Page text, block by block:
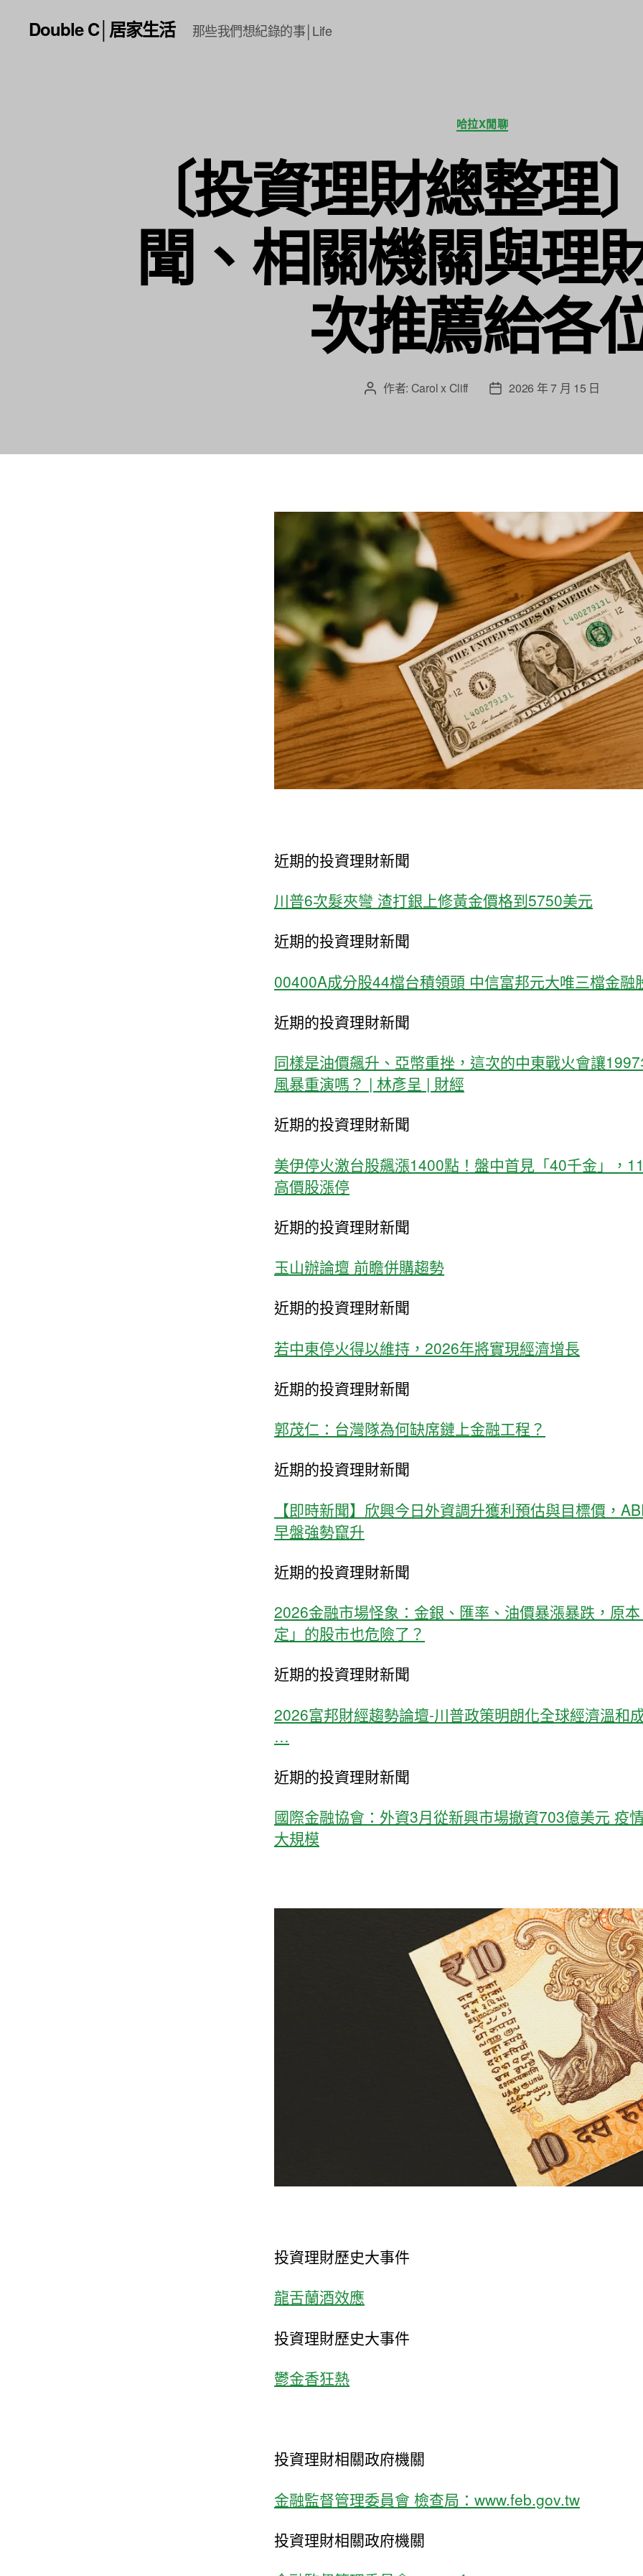
Double C│居家生活 那些我們想紀錄的事│Life
分
類
哈拉X閒聊
〔投資理財總整理
聞、相關機關與理
次推薦給各
文 作者: Carol x Cliff
文
日
2026 年 7 月 15 日
近期的投資理財新聞
川普6次髮夾彎 渣打銀上修黃金價格到5750美元
近期的投資理財新聞
00400A成分股44檔台積領頭 中信富邦元大唯三檔金融
近期的投資理財新聞
同樣是油價飆升、亞幣重挫，這次的中東戰火會讓
風暴重演嗎？ | 林彥呈 | 財經
近期的投資理財新聞
美伊停火激台股飆漲1400點！盤中首見「40千金」，
高價股漲停
近期的投資理財新聞
玉山辦論壇 前瞻併購趨勢
近期的投資理財新聞
若中東停火得以維持，2026年將實現經濟增長
近期的投資理財新聞
郭茂仁：台灣隊為何缺席鏈上金融工程？
近期的投資理財新聞
【即時新聞】欣興今日外資調升獲利預估與目標價，
早盤強勢竄升
近期的投資理財新聞
2026金融市場怪象：金銀、匯率、油價暴漲暴跌，原
定」的股市也危險了？
近期的投資理財新聞
2026富邦財經趨勢論壇-川普政策明朗化全球經濟溫和
…
近期的投資理財新聞
國際金融協會：外資3月從新興市場撤資703億美元 疫
大規模
投資理財歷史大事件
龍舌蘭酒效應
投資理財歷史大事件
鬱金香狂熱
投資理財相關政府機關
金融監督管理委員會 檢查局：www.feb.gov.tw
投資理財相關政府機關